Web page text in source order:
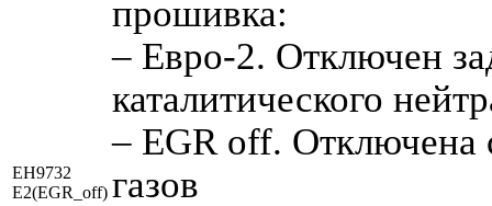
EH9732
E2(EGR_off)
прошивка:
– Евро-2. Отключен
каталитического
– EGR off. Отключена
газов